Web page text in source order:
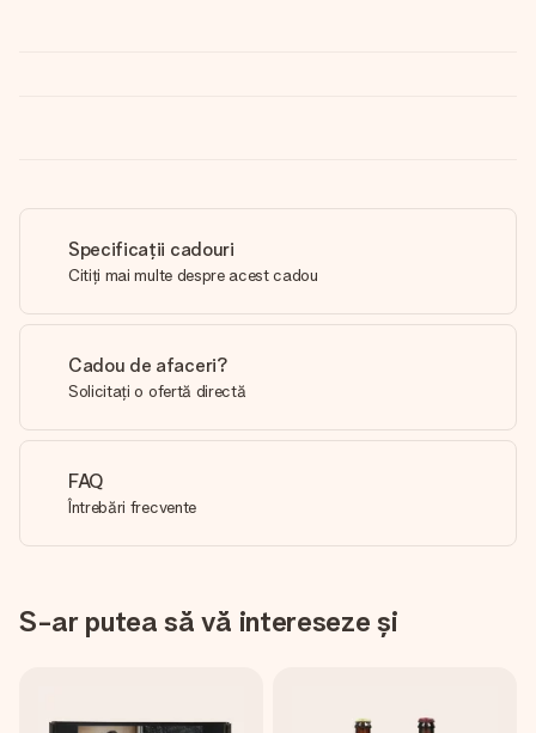
Specificații cadouri
Citiți mai multe despre acest cadou
Cadou de afaceri?
Solicitați o ofertă directă
FAQ
Întrebări frecvente
S-ar putea să vă intereseze și